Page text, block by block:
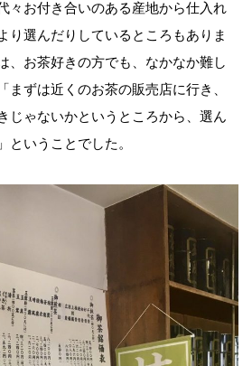
々お付き合いのある産地から仕入れ
り選んだりしているところもありま
、お茶好きの方でも、なかなか難し
まずは近くのお茶の販売店に行き、
じゃないかというところから、選ん
ということでした。